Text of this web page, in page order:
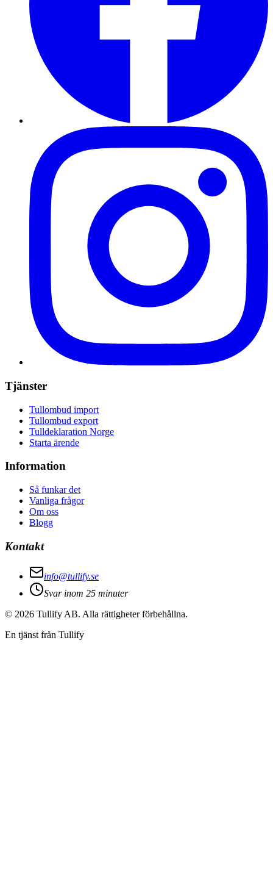
Tjänster
Tullombud import
Tullombud export
Tulldeklaration Norge
Starta ärende
Information
Så funkar det
Vanliga frågor
Om oss
Blogg
Kontakt
info@tullify.se
Svar inom 25 minuter
© 2026 Tullify AB. Alla rättigheter förbehållna.
En tjänst från Tullify